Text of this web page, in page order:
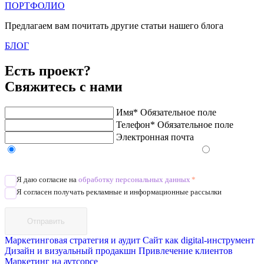
ПОРТФОЛИО
Предлагаем вам почитать другие статьи нашего блога
БЛОГ
Есть проект?
Свяжитесь с нами
Имя* Обязательное поле
Телефон* Обязательное поле
Электронная почта
Я даю согласие на обработку персональных данных *
Я согласен получать рекламные и информационные рассылки
Отправить
Маркетинговая стратегия и аудит Сайт как digital-инструмент
Дизайн и визуальный продакшн Привлечение клиентов
Маркетинг на аутсорсе